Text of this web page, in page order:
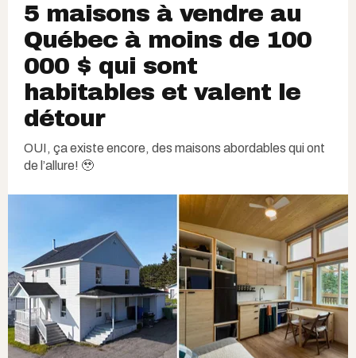
5 maisons à vendre au
Québec à moins de 100
000 $ qui sont
habitables et valent le
détour
OUI, ça existe encore, des maisons abordables qui ont
de l’allure! 🥹